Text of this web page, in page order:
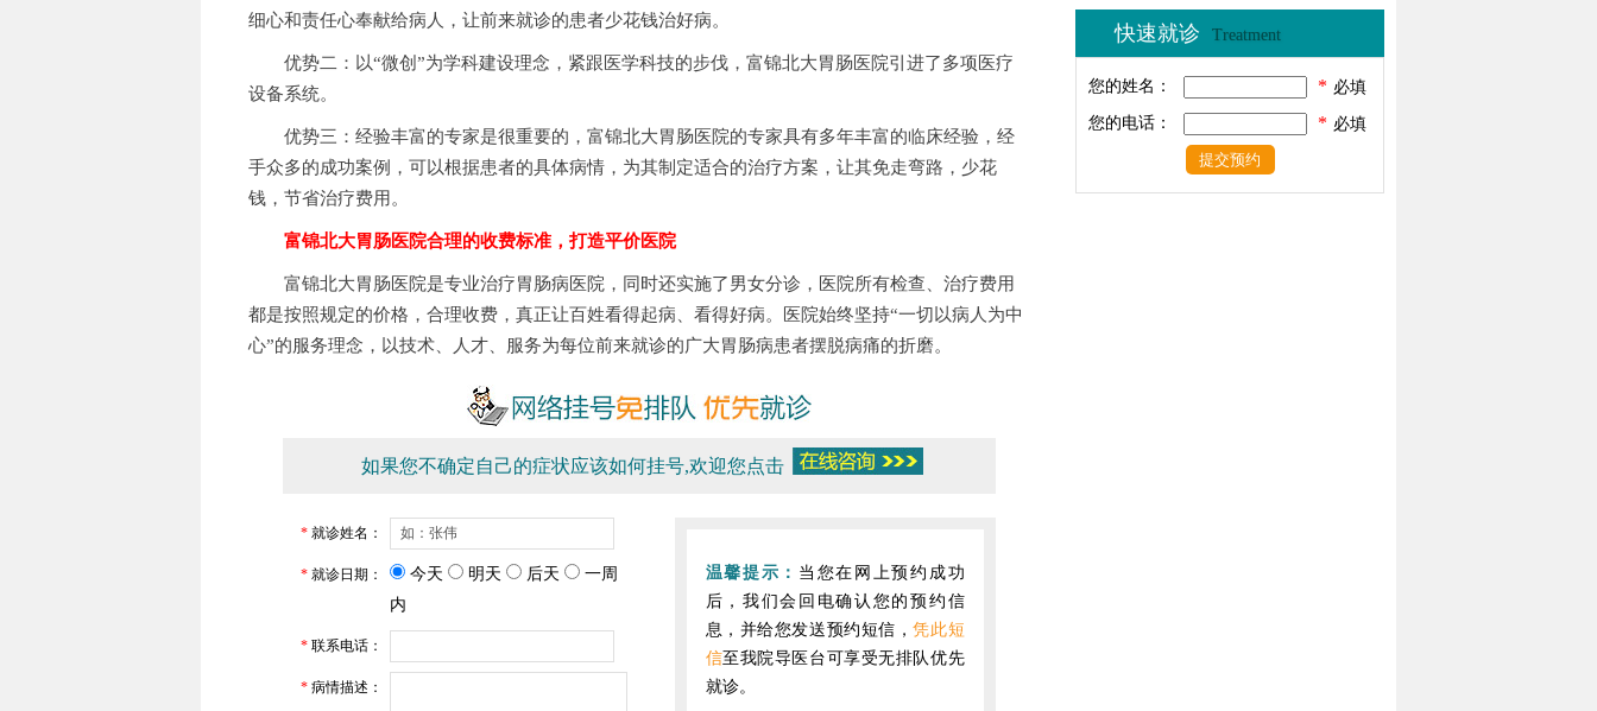
细心和责任心奉献给病人，让前来就诊的患者少花钱治好病。
优势二：以“微创”为学科建设理念，紧跟医学科技的步伐，富锦北大胃肠医院引进了多项医疗
设备系统。
优势三：经验丰富的专家是很重要的，富锦北大胃肠医院的专家具有多年丰富的临床经验，经
手众多的成功案例，可以根据患者的具体病情，为其制定适合的治疗方案，让其免走弯路，少花
钱，节省治疗费用。
富锦北大胃肠医院合理的收费标准，打造平价医院
富锦北大胃肠医院是专业治疗胃肠病医院，同时还实施了男女分诊，医院所有检查、治疗费用
都是按照规定的价格，合理收费，真正让百姓看得起病、看得好病。医院始终坚持“一切以病人为中
心”的服务理念，以技术、人才、服务为每位前来就诊的广大胃肠病患者摆脱病痛的折磨。
如果您不确定自己的症状应该如何挂号,欢迎您点击
*就诊姓名：
*就诊日期： 今天 明天 后天
一周
内
*联系电话：
*病情描述：
温馨提示： 当您在网上预约成功
后，我们会回电确认您的预约信
息，并给您发送预约短信，凭此短
信至我院导医台可享受无排队优先
就诊。
快速就诊 Treatment
您的姓名： * 必填
您的电话：
* 必填